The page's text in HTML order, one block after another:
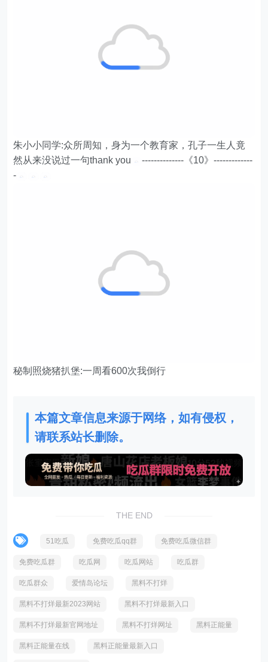
朱小小同学:众所周知，身为一个教育家，孔子一生人竟
然从来没说过一句thank you
--------------《10》-------------
-
秘制照烧猪扒堡:一周看600次我倒行
本篇文章信息来源于网络，如有侵权，
请联系站长删除。
THE END
51吃瓜 免费吃瓜qq群 免费吃瓜微信群
免费吃瓜群 吃瓜网 吃瓜网站 吃瓜群
吃瓜群众 爱情岛论坛 黑料不打烊
黑料不打烊最新2023网站 黑料不打烊最新入口
黑料不打烊最新官网地址 黑料不打烊网址 黑料正能量
黑料正能量在线 黑料正能量最新入口